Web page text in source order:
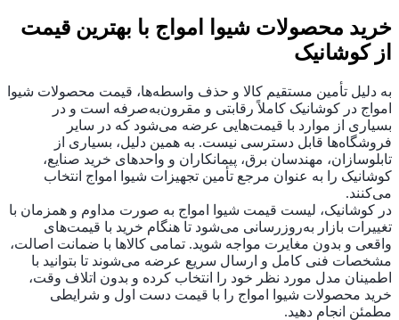
خرید محصولات شیوا امواج با بهترین قیمت
از کوشانیک
به دلیل تأمین مستقیم کالا و حذف واسطه‌ها، قیمت محصولات شیوا
امواج در کوشانیک کاملاً رقابتی و مقرون‌به‌صرفه است و در
بسیاری از موارد با قیمت‌هایی عرضه می‌شود که در سایر
فروشگاه‌ها قابل دسترسی نیست. به همین دلیل، بسیاری از
تابلوسازان، مهندسان برق، پیمانکاران و واحدهای خرید صنایع،
کوشانیک را به ‌عنوان مرجع تأمین تجهیزات شیوا امواج انتخاب
می‌کنند.
در کوشانیک، لیست قیمت شیوا امواج به ‌صورت مداوم و همزمان با
تغییرات بازار به‌روزرسانی می‌شود تا هنگام خرید با قیمت‌های
واقعی و بدون مغایرت مواجه شوید. تمامی کالاها با ضمانت اصالت،
مشخصات فنی کامل و ارسال سریع عرضه می‌شوند تا بتوانید با
اطمینان مدل مورد نظر خود را انتخاب کرده و بدون اتلاف وقت،
خرید محصولات شیوا امواج را با قیمت دست اول و شرایطی
مطمئن انجام دهید.